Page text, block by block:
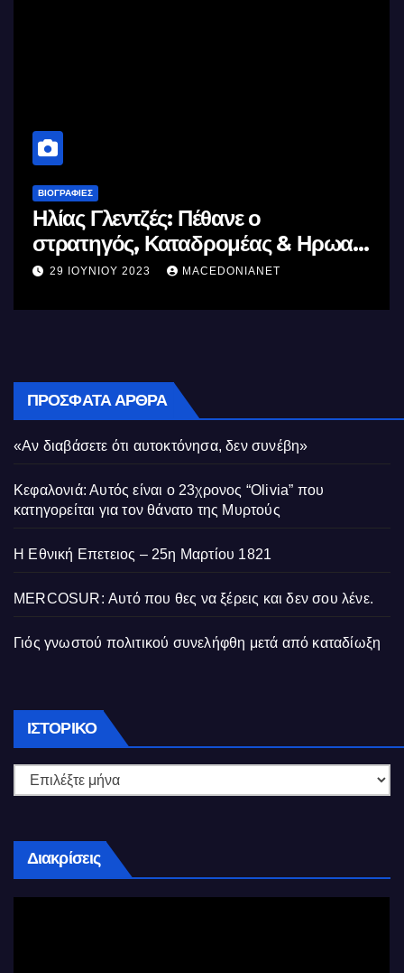
Μέγας Αλέξανδρος: Ο μέγιστος
Ελλήνων
11 ΙΟΥΝΊΟΥ 2023 MACEDONIANET
ΠΡΌΣΦΑΤΑ ΆΡΘΡΑ
«Αν διαβάσετε ότι αυτοκτόνησα, δεν συνέβη»
Κεφαλονιά: Αυτός είναι ο 23χρονος “Olivia” που
κατηγορείται για τον θάνατο της Μυρτούς
Η Εθνική Επετειος – 25η Μαρτίου 1821
MERCOSUR: Αυτό που θες να ξέρεις και δεν σου λένε.
Γιός γνωστού πολιτικού συνελήφθη μετά από καταδίωξη
ΙΣΤΟΡΙΚΌ Ιστορικό
Διακρίσεις